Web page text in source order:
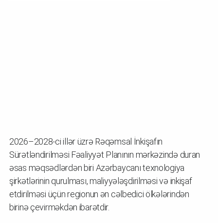
2026–2028-ci illər üzrə Rəqəmsal İnkişafın
Sürətləndirilməsi Fəaliyyət Planının mərkəzində duran
əsas məqsədlərdən biri Azərbaycanı texnologiya
şirkətlərinin qurulması, maliyyələşdirilməsi və inkişaf
etdirilməsi üçün regionun ən cəlbedici ölkələrindən
birinə çevirməkdən ibarətdir.